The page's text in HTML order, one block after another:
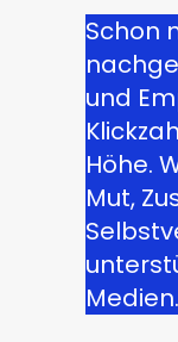
Schon
und
Höhe.
Mut,
Medien.